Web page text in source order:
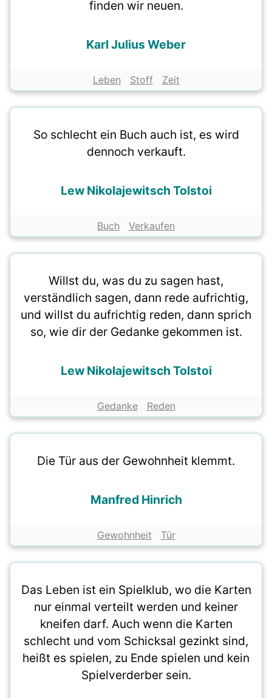
finden wir neuen.
Karl Julius Weber
Leben Stoff Zeit
So schlecht ein Buch auch ist, es wird
dennoch verkauft.
Lew Nikolajewitsch Tolstoi
Buch Verkaufen
Willst du, was du zu sagen hast,
verständlich sagen, dann rede aufrichtig,
und willst du aufrichtig reden, dann sprich
so, wie dir der Gedanke gekommen ist.
Lew Nikolajewitsch Tolstoi
Gedanke Reden
Die Tür aus der Gewohnheit klemmt.
Manfred Hinrich
Gewohnheit Tür
Das Leben ist ein Spielklub, wo die Karten
nur einmal verteilt werden und keiner
kneifen darf. Auch wenn die Karten
schlecht und vom Schicksal gezinkt sind,
heißt es spielen, zu Ende spielen und kein
Spielverderber sein.